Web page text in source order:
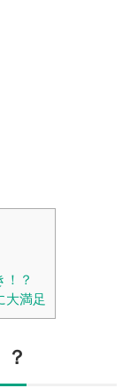
！？
大満足